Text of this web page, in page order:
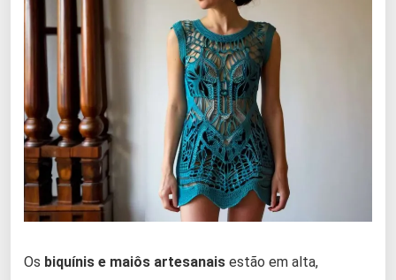
Os biquínis e maiôs artesanais estão em alta,